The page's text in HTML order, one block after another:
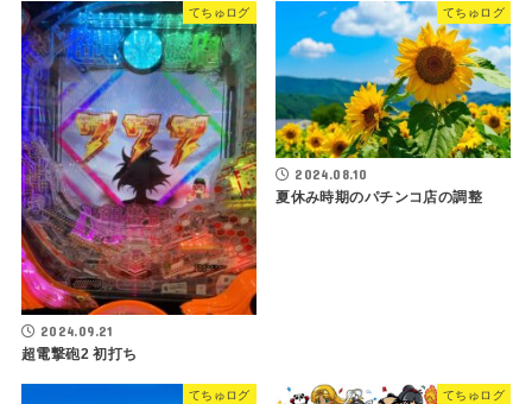
てちゅログ
2024.09.21
超電撃砲2 初打ち
てちゅログ
2024.08.10
夏休み時期のパチンコ店の調整
てちゅログ てちゅログ